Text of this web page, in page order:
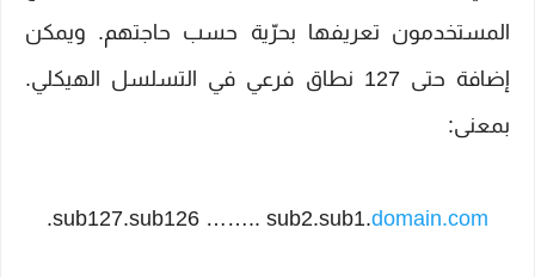
المستخدمون تعريفها بحرّية حسب حاجتهم. ويمكن
إضافة حتى 127 نطاق فرعي في التسلسل الهيكلي.
بمعنى:
sub127.sub126 …….. sub2.sub1.domain.com
.